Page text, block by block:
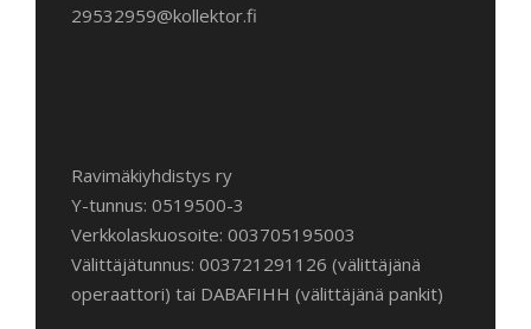
29532959@kollektor.fi
Ravimäkiyhdistys ry
Y-tunnus: 0519500-3
Verkkolaskuosoite: 003705195003
Välittäjätunnus: 003721291126 (välittäjänä
operaattori) tai DABAFIHH (välittäjänä pankit)